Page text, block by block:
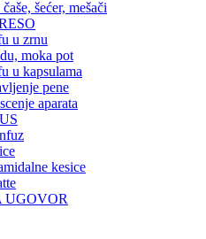
šećer, mešači
u zrnu
moka pot
u kapsulama
pene
aparata
kesice
UGOVOR